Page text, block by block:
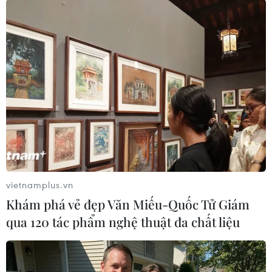
đám cháy tại trường
Trung học cơ sở Văn Quán
Theo thông tin ban đầu, đám cháy
xuất phát từ phòng của Phó Hiệu
trưởng Trường Trung học Cơ sở
Văn Quán, quận Hà Đông, Hà
Nội, nằm tại tầng 2 dãy nhà A.
(TTXVN/Vietnam+)
vietnamplus.vn
Khám phá vẻ đẹp Văn Miếu-Quốc Tử Giám
qua 120 tác phẩm nghệ thuật đa chất liệu